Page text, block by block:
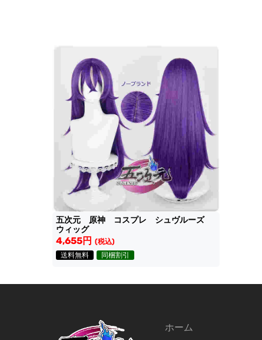
五次元 原神 コスプレ シュヴルーズ
ウィッグ
4,655円 (税込)
送料無料
同梱割引
ホーム